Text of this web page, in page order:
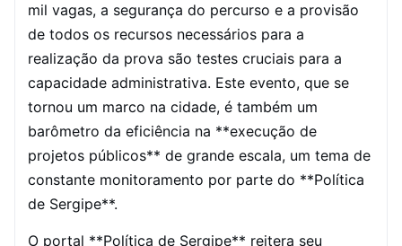
mil vagas, a segurança do percurso e a provisão
de todos os recursos necessários para a
realização da prova são testes cruciais para a
capacidade administrativa. Este evento, que se
tornou um marco na cidade, é também um
barômetro da eficiência na **execução de
projetos públicos** de grande escala, um tema de
constante monitoramento por parte do **Política
de Sergipe**.
O portal **Política de Sergipe** reitera seu